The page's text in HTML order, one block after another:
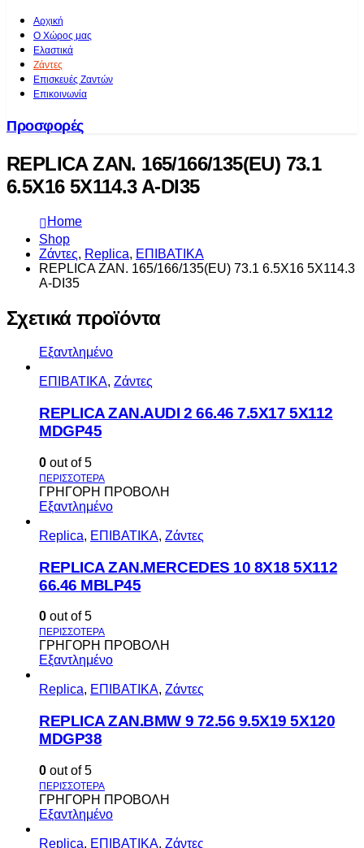
Αρχική
Ο Χώρος μας
Ελαστικά
Ζάντες
Επισκευές Ζαντών
Επικοινωνία
Προσφορές
REPLICA ZAN. 165/166/135(EU) 73.1
6.5X16 5X114.3 A-DI35
Home
Shop
Ζάντες, Replica, ΕΠΙΒΑΤΙΚΑ
REPLICA ZAN. 165/166/135(EU) 73.1 6.5X16 5X114.3
A-DI35
Σχετικά προϊόντα
Εξαντλημένο
ΕΠΙΒΑΤΙΚΑ, Ζάντες
REPLICA ZAN.AUDI 2 66.46 7.5X17 5X112
MDGP45
0 out of 5
ΓΡΗΓΟΡΗ ΠΡΟΒΟΛΗ
Εξαντλημένο
Replica, ΕΠΙΒΑΤΙΚΑ, Ζάντες
REPLICA ZAN.MERCEDES 10 8X18 5X112
66.46 MBLP45
0 out of 5
ΓΡΗΓΟΡΗ ΠΡΟΒΟΛΗ
Εξαντλημένο
Replica, ΕΠΙΒΑΤΙΚΑ, Ζάντες
REPLICA ZAN.BMW 9 72.56 9.5X19 5X120
MDGP38
0 out of 5
ΓΡΗΓΟΡΗ ΠΡΟΒΟΛΗ
Εξαντλημένο
Replica, ΕΠΙΒΑΤΙΚΑ, Ζάντες